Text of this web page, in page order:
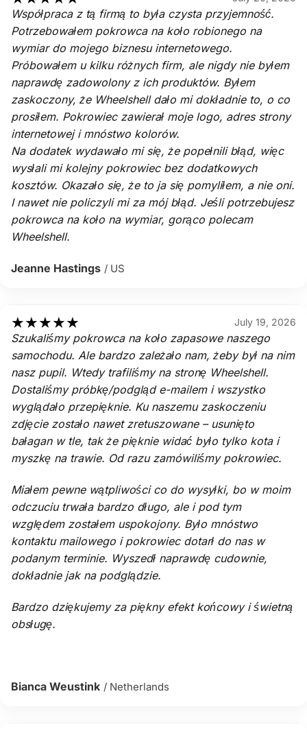
Współpraca z tą firmą to była czysta przyjemność.
Potrzebowałem pokrowca na koło robionego na
wymiar do mojego biznesu internetowego.
Próbowałem u kilku różnych firm, ale nigdy nie byłem
naprawdę zadowolony z ich produktów. Byłem
zaskoczony, że Wheelshell dało mi dokładnie to, o co
prosiłem. Pokrowiec zawierał moje logo, adres strony
internetowej i mnóstwo kolorów.
Na dodatek wydawało mi się, że popełnili błąd, więc
wysłali mi kolejny pokrowiec bez dodatkowych
kosztów. Okazało się, że to ja się pomyliłem, a nie oni.
I nawet nie policzyli mi za mój błąd. Jeśli potrzebujesz
pokrowca na koło na wymiar, gorąco polecam
Wheelshell.
Jeanne Hastings / US
★★★★★ July 19, 2026
Szukaliśmy pokrowca na koło zapasowe naszego
samochodu. Ale bardzo zależało nam, żeby był na nim
nasz pupil. Wtedy trafiliśmy na stronę Wheelshell.
Dostaliśmy próbkę/podgląd e-mailem i wszystko
wyglądało przepięknie. Ku naszemu zaskoczeniu
zdjęcie zostało nawet zretuszowane – usunięto
bałagan w tle, tak że pięknie widać było tylko kota i
myszkę na trawie. Od razu zamówiliśmy pokrowiec.
Miałem pewne wątpliwości co do wysyłki, bo w moim
odczuciu trwała bardzo długo, ale i pod tym
względem zostałem uspokojony. Było mnóstwo
kontaktu mailowego i pokrowiec dotarł do nas w
podanym terminie. Wyszedł naprawdę cudownie,
dokładnie jak na podglądzie.
Bardzo dziękujemy za piękny efekt końcowy i świetną
obsługę.
Bianca Weustink / Netherlands